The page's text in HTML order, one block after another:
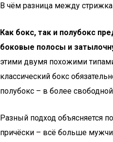
В чём разница между
Как бокс, так и полубокс
боковые полосы и
этими двумя похожими
классический бокс
полубокс – в более
Разный подход объясняется
причёски – всё больше